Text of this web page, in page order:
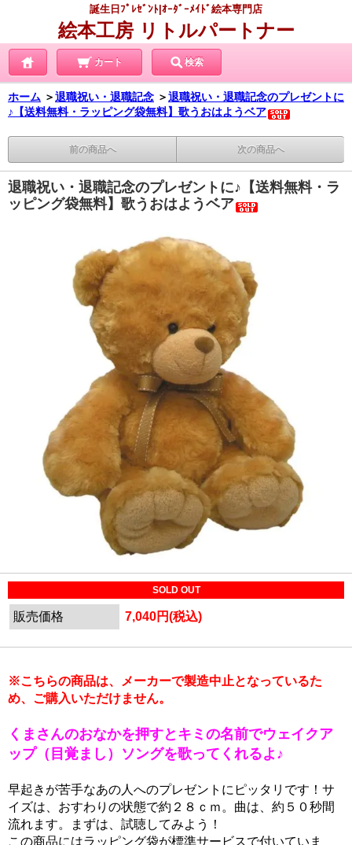
誕生日ﾌﾟﾚｾﾞﾝﾄ|ｵｰﾀﾞｰﾒｲﾄﾞ絵本専門店
絵本工房 リトルパートナー
カート 検索
ホーム ＞退職祝い・退職記念 ＞退職祝い・退職記念のプレゼントに
♪【送料無料・ラッピング袋無料】歌うおはようベア
前の商品へ 次の商品へ
退職祝い・退職記念のプレゼントに♪【送料無料・ラ
ッピング袋無料】歌うおはようベア
SOLD OUT
販売価格 7,040円(税込)
※こちらの商品は、メーカーで製造中止となっているた
め、ご購入いただけません。
くまさんのおなかを押すとキミの名前でウェイクア
ップ（目覚まし）ソングを歌ってくれるよ♪
早起きが苦手なあの人へのプレゼントにピッタリです！サ
イズは、おすわりの状態で約２８ｃｍ。曲は、約５０秒間
流れます。まずは、試聴してみよう！
この商品にはラッピング袋が標準サービスで付いていま